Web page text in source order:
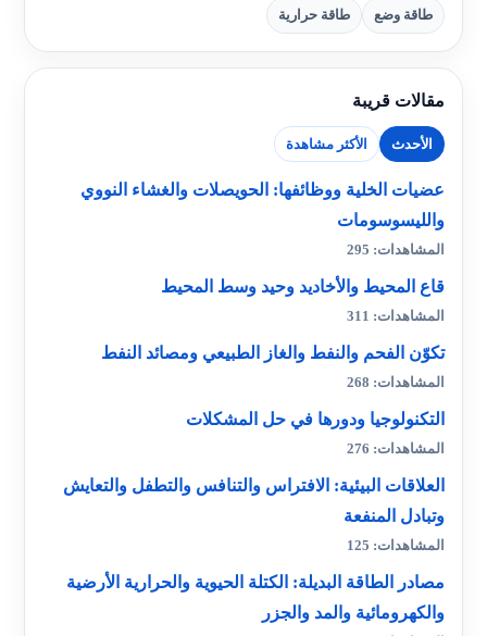
طاقة وضع طاقة حرارية
مقالات قريبة
الأحدث الأكثر مشاهدة
عضيات الخلية ووظائفها: الحويصلات والغشاء النووي
والليسوسومات
المشاهدات: 295
قاع المحيط والأخاديد وحيد وسط المحيط
المشاهدات: 311
تكوّن الفحم والنفط والغاز الطبيعي ومصائد النفط
المشاهدات: 268
التكنولوجيا ودورها في حل المشكلات
المشاهدات: 276
العلاقات البيئية: الافتراس والتنافس والتطفل والتعايش
وتبادل المنفعة
المشاهدات: 125
مصادر الطاقة البديلة: الكتلة الحيوية والحرارية الأرضية
والكهرومائية والمد والجزر